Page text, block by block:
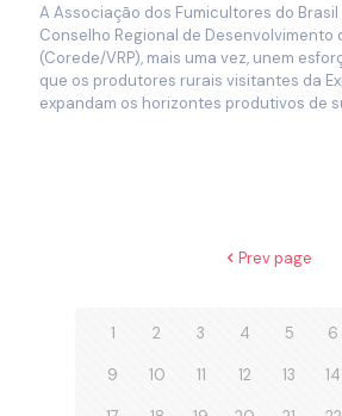
A Associação dos Fumicultores do
Conselho Regional de Desenvolvimento
(Corede/VRP), mais uma vez, unem
que os produtores rurais visitantes da
expandam os horizontes produtivos de
Prev page
1 2 3 4 5 6
9 10 11 12 13 14